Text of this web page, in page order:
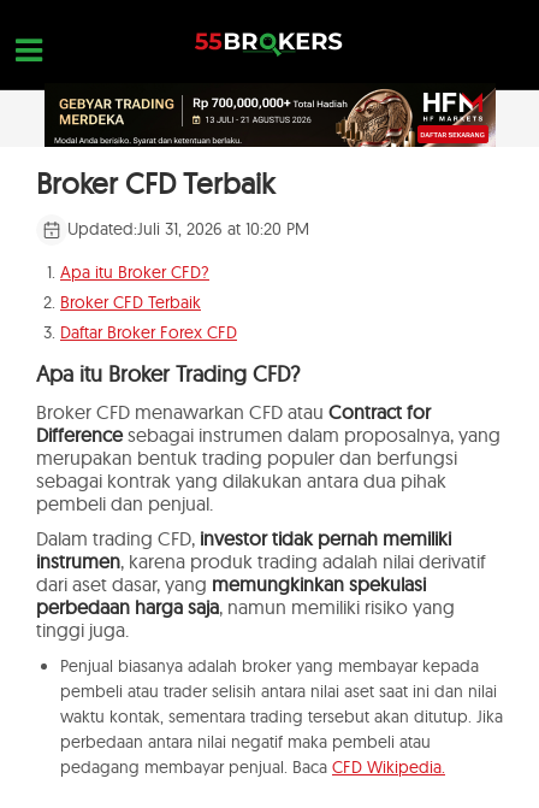
content
HOME
REVIEW BROKER FOREX
BROKER YANG HARUS DIHINDARI
EDUKASI FOREX
PERTANYAAN TRADER
HUBUNGI KAMI
BUKA AKUN GRATIS
Broker CFD Terbaik
Updated:Juli 31, 2026 at 10:20 PM
Apa itu Broker CFD?
Broker CFD Terbaik
Daftar Broker Forex CFD
Apa itu Broker Trading CFD?
Broker CFD menawarkan CFD atau Contract for
Differencesebagai instrumen dalam proposalnya, yang
merupakan bentuk trading populer dan berfungsi
sebagai kontrak yang dilakukan antara dua pihak
pembeli dan penjual.
Dalam trading CFD, investor tidak pernah memiliki
instrumen, karena produk trading adalah nilai derivatif
dari aset dasar, yang memungkinkan spekulasi
perbedaan harga saja, namun memiliki risiko yang
tinggi juga.
Penjual biasanya adalah broker yang membayar kepada
pembeli atau trader selisih antara nilai aset saat ini dan nilai
waktu kontak, sementara trading tersebut akan ditutup. Jika
perbedaan antara nilai negatif maka pembeli atau
pedagang membayar penjual. Baca CFD Wikipedia.